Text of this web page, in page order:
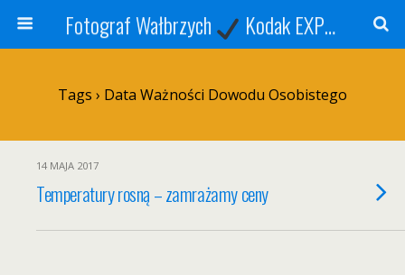
Fotograf Wałbrzych Kodak EXPRESS
Tags › Data Ważności Dowodu Osobistego
14 MAJA 2017
Temperatury rosną – zamrażamy ceny